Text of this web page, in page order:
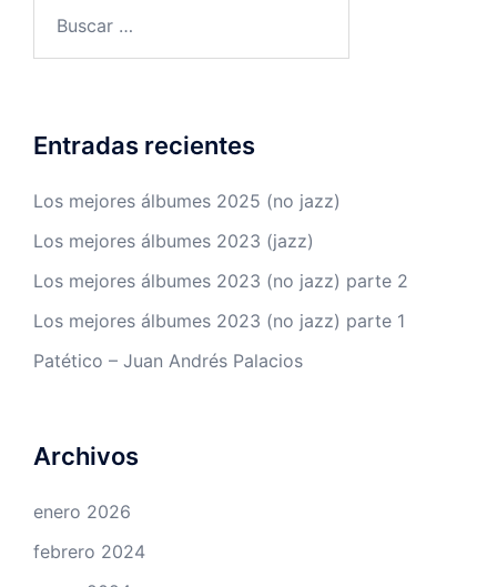
Entradas recientes
Los mejores álbumes 2025 (no jazz)
Los mejores álbumes 2023 (jazz)
Los mejores álbumes 2023 (no jazz) parte 2
Los mejores álbumes 2023 (no jazz) parte 1
Patético – Juan Andrés Palacios
Archivos
enero 2026
febrero 2024